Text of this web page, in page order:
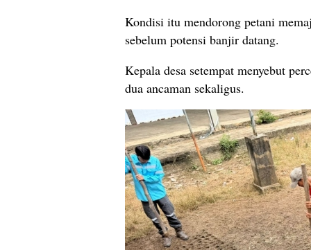
Kondisi itu mendorong petani
sebelum potensi banjir datang.
Kepala desa setempat menyebut
dua ancaman sekaligus.